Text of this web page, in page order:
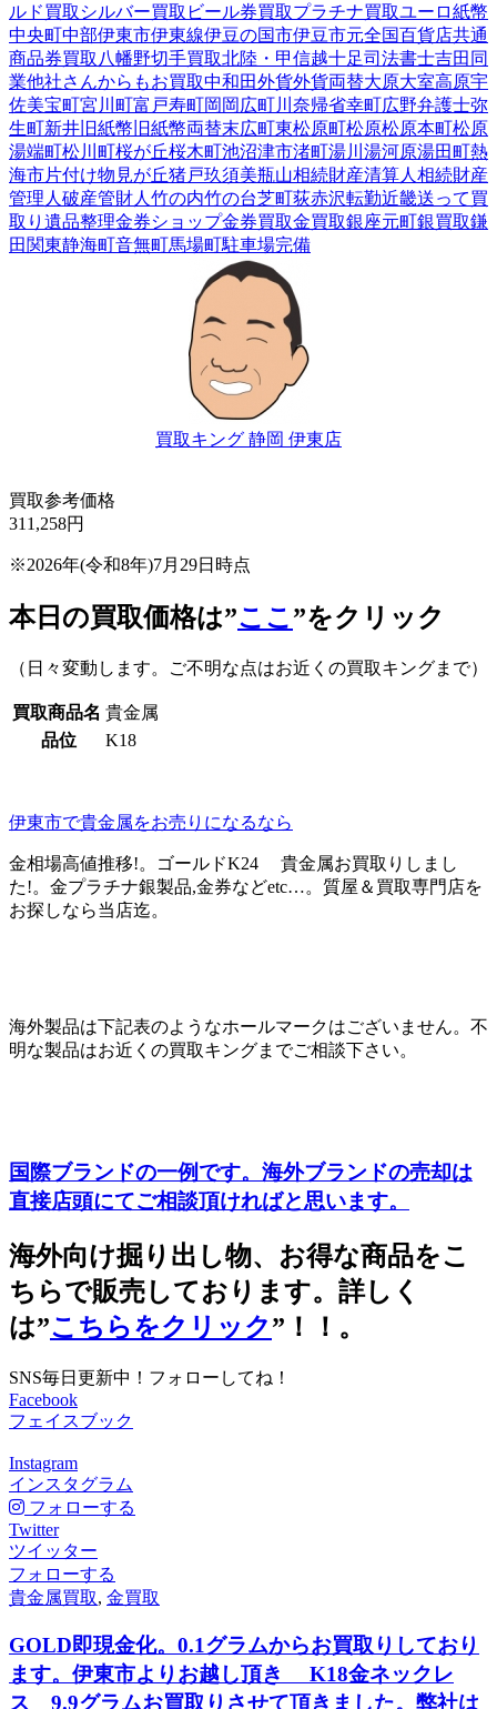
ルド買取 シルバー買取 ビール券買取プラチナ買取ユーロ紙幣
中央町中部伊東市伊東線伊豆の国市伊豆市元全国百貨店共通
商品券買取 八幡野切手買取北陸・甲信越十足司法書士吉田 同
業他社さんからもお買取中和田外貨外貨両替大原大室高原宇
佐美宝町宮川町富戸寿町岡 岡広町川奈帰省幸町広野弁護士弥
生町新井 旧紙幣 旧紙幣両替末広町東松原町松原松原本町松原
湯端町松川町桜が丘桜木町池沼津市渚町湯川 湯河原湯田町熱
海市片付け物見が丘猪戸玖須美瓶山相続財産清算人 相続財産
管理人 破産管財人 竹の内竹の台芝町荻赤沢転勤近畿送って買
取り 遺品整理金券ショップ金券買取金買取銀座元町銀買取鎌
田 関東静海町音無町馬場町駐車場完備
買取キング 静岡 伊東店
買取参考価格
311,258円
※2026年(令和8年)7月29日時点
本日の買取価格は”ここ”をクリック
（日々変動します。ご不明な点はお近くの買取キングまで）
買取商品名 貴金属
品位
K18
伊東市で貴金属をお売りになるなら
金相場高値推移!。ゴールドK24 貴金属お買取りしまし
た!。金プラチナ銀製品,金券などetc…。質屋＆買取専門店を
お探しなら当店迄。
海外製品は下記表のようなホールマークはございません。不
明な製品はお近くの買取キングまでご相談下さい。
国際ブランドの一例です。海外ブランドの売却は
直接店頭にてご相談頂ければと思います。
海外向け掘り出し物、お得な商品をこ
ちらで販売しております。詳しく
は”こちらをクリック”！！。
SNS毎日更新中！フォローしてね！
Facebook
フェイスブック
Instagram
インスタグラム
フォローする
Twitter
ツイッター
フォローする
貴金属買取, 金買取
GOLD即現金化。0.1グラムからお買取りしており
ます。伊東市よりお越し頂き K18金ネックレ
ス 9.9グラムお買取りさせて頂きました。弊社は